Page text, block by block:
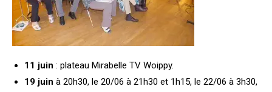
11 juin : plateau Mirabelle TV Woippy.
19 juin à 20h30, le 20/06 à 21h30 et 1h15, le 22/06 à 3h30,